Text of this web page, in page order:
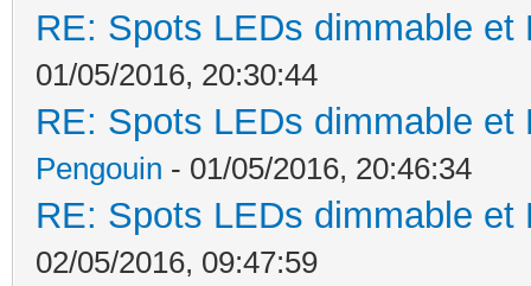
RE: Spots LEDs dimmable
01/05/2016, 20:30:44
RE: Spots LEDs dimmable
Pengouin - 01/05/2016, 20:46:34
RE: Spots LEDs dimmable
02/05/2016, 09:47:59